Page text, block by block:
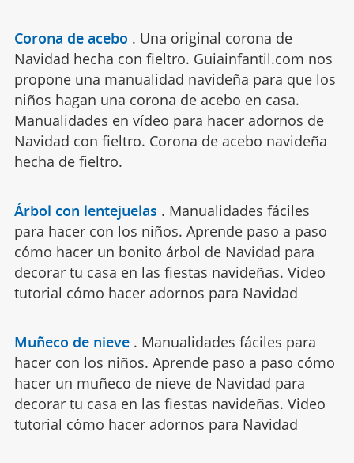
Corona de acebo . Una original corona de
Navidad hecha con fieltro. Guiainfantil.com nos
propone una manualidad navideña para que los
niños hagan una corona de acebo en casa.
Manualidades en vídeo para hacer adornos de
Navidad con fieltro. Corona de acebo navideña
hecha de fieltro.
Árbol con lentejuelas . Manualidades fáciles
para hacer con los niños. Aprende paso a paso
cómo hacer un bonito árbol de Navidad para
decorar tu casa en las fiestas navideñas. Video
tutorial cómo hacer adornos para Navidad
Muñeco de nieve . Manualidades fáciles para
hacer con los niños. Aprende paso a paso cómo
hacer un muñeco de nieve de Navidad para
decorar tu casa en las fiestas navideñas. Video
tutorial cómo hacer adornos para Navidad